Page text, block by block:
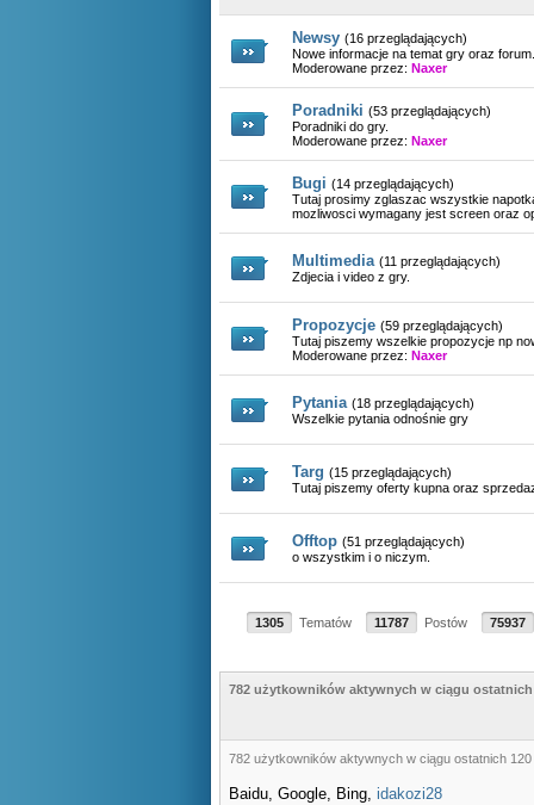
Duocrash
hej, tak z
zamknąć bo i tak
Kanopus nowe respy
Kanopus
byl nowy serwer to
xd
Levux
chętni i by byli bo
przypomnieć pare
XeNoK
kiedyś byli chętni
do gry
Egiliam Lugia quest jest
Nightmare
white nigdy,
musial
XeNoK i to sie nazywa
zobaczymy w
Illyn Już załatwione
Illyn Tak sie nie bawimy...
Illyn
Dobra oddajcie pp
zgłosić
Newsy (16 przeglądających)
Nowe informacje na temat gry oraz forum.
Moderowane przez: Naxer
Poradniki (53 przeglądających)
Poradniki do gry.
Moderowane przez: Naxer
Bugi (14 przeglądających)
Tutaj prosimy zglaszac wszystkie
mozliwosci wymagany jest screen oraz
Multimedia (11 przeglądających)
Zdjecia i video z gry.
Propozycje (59 przeglądających)
Tutaj piszemy wszelkie propozycje np
Moderowane przez: Naxer
Pytania (18 przeglądających)
Wszelkie pytania odnośnie gry
Targ (15 przeglądających)
Tutaj piszemy oferty kupna oraz
Offtop (51 przeglądających)
o wszystkim i o niczym.
1305 Tematów 11787 Postów 75937
782 użytkowników aktywnych w ciągu
782 użytkowników aktywnych w ciągu ostatnich
Baidu, Google, Bing, idakozi28